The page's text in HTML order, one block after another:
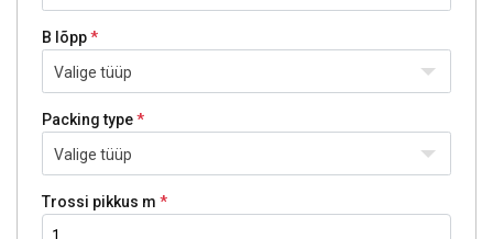
B lõpp
Valige tüüp
Packing type
Valige tüüp
Trossi pikkus m